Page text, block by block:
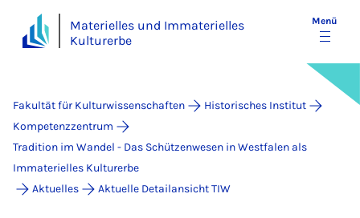
Materielles und Immaterielles
Kulturerbe
Menü
Fakultät für Kulturwissenschaften
Historisches Institut
Kompetenzzentrum
Tradition im Wandel - Das Schützenwesen in Westfalen als
Immaterielles Kulturerbe
Aktuelles
Aktuelle Detailansicht TIW